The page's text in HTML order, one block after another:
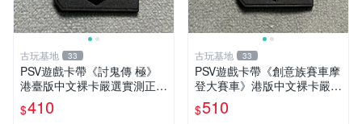
古玩基地 33
PSV遊戲卡帶《討鬼傳 極》
港臺版中文裸卡嚴選實測正
常，限索尼PSV機器專用，不
兼容其他平臺，單次購滿2張
$410
古玩基地 33
PSV遊戲卡帶《創意族賽車摩
登大賽車》港版中文裸卡嚴選
推薦，實測無誤跑順暢行。僅
限Sony PSP機器使用，其他
$510